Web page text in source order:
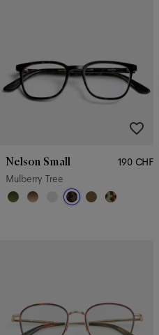
Nelson Small
190 CHF
Mulberry Tree